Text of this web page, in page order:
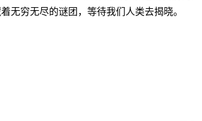
无穷无尽的谜团，等待我们人类去揭晓。